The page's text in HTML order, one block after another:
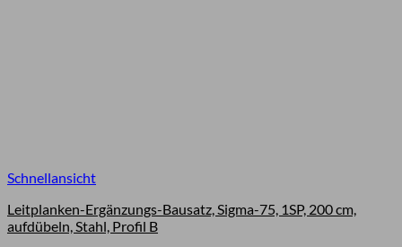
Schnellansicht
Leitplanken-Ergänzungs-Bausatz, Sigma-75, 1SP, 200 cm,
aufdübeln, Stahl, Profil B